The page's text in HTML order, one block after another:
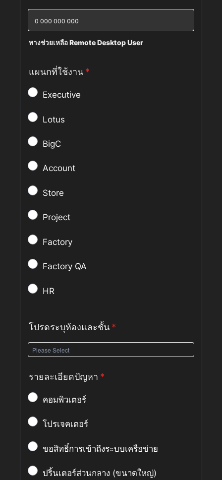
ทางช่วยเหลือ Remote Desktop User
แผนกที่ใช้งาน *
Executive
Lotus
BigC
Account
Store
Project
Factory
Factory QA
HR
โปรดระบุห้องและชั้น *
รายละเอียดปัญหา *
คอมพิวเตอร์
โปรเจคเตอร์
ขอสิทธิ์การเข้าถึงระบบเครือข่าย
ปริ้นเตอร์ส่วนกลาง (ขนาดใหญ่)